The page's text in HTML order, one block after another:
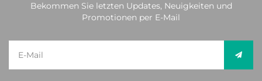
Bekommen Sie letzten Updates, Neuigkeiten und
Promotionen per E-Mail